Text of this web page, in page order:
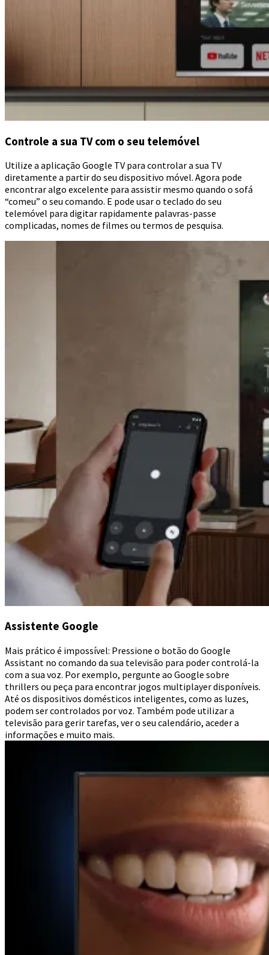
Controle a sua TV com o seu telemóvel
Utilize a aplicação Google TV para controlar a sua TV
diretamente a partir do seu dispositivo móvel. Agora pode
encontrar algo excelente para assistir mesmo quando o sofá
“comeu” o seu comando. E pode usar o teclado do seu
telemóvel para digitar rapidamente palavras-passe
complicadas, nomes de filmes ou termos de pesquisa.
Assistente Google
Mais prático é impossível: Pressione o botão do Google
Assistant no comando da sua televisão para poder controlá-la
com a sua voz. Por exemplo, pergunte ao Google sobre
thrillers ou peça para encontrar jogos multiplayer disponíveis.
Até os dispositivos domésticos inteligentes, como as luzes,
podem ser controlados por voz. Também pode utilizar a
televisão para gerir tarefas, ver o seu calendário, aceder a
informações e muito mais.